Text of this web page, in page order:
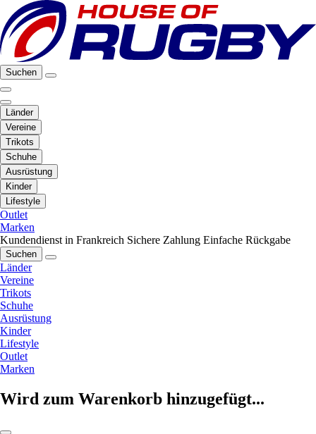
Suchen
Länder
Vereine
Trikots
Schuhe
Ausrüstung
Kinder
Lifestyle
Outlet
Marken
Kundendienst in Frankreich Sichere Zahlung Einfache Rückgabe
Suchen
Länder
Vereine
Trikots
Schuhe
Ausrüstung
Kinder
Lifestyle
Outlet
Marken
Wird zum Warenkorb hinzugefügt...